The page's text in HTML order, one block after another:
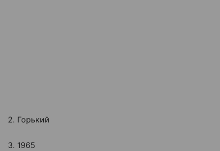
2. Горький
3. 1965